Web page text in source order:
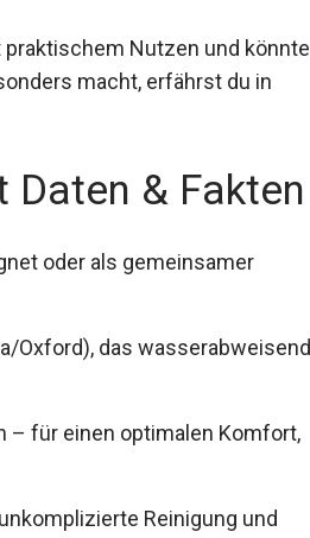
praktischem Nutzen und könnte
macht, erfährst du in
Daten & Fakten
oder als gemeinsamer
Oxford), das wasserabweisend
– für einen optimalen Komfort,
Reinigung und